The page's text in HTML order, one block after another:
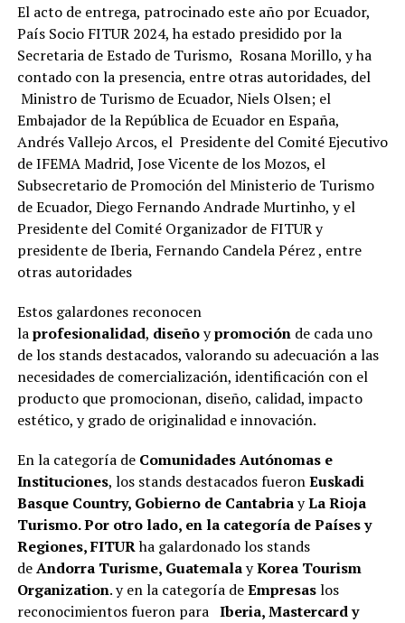
El acto de entrega, patrocinado este año por Ecuador,
País Socio FITUR 2024, ha estado presidido por la
Secretaria de Estado de Turismo, Rosana Morillo, y ha
contado con la presencia, entre otras autoridades, del
Ministro de Turismo de Ecuador, Niels Olsen; el
Embajador de la República de Ecuador en España,
Andrés Vallejo Arcos, el Presidente del Comité Ejecutivo
de IFEMA Madrid, Jose Vicente de los Mozos, el
Subsecretario de Promoción del Ministerio de Turismo
de Ecuador, Diego Fernando Andrade Murtinho, y el
Presidente del Comité Organizador de FITUR y
presidente de Iberia, Fernando Candela Pérez , entre
otras autoridades
Estos galardones reconocen
laprofesionalidad, diseñoypromociónde cada uno
de los stands destacados, valorando su adecuación a las
necesidades de comercialización, identificación con el
producto que promocionan, diseño, calidad, impacto
estético, y grado de originalidad e innovación.
En la categoría de Comunidades Autónomas e
Instituciones, los stands destacados fueronEuskadi
Basque Country, Gobierno de CantabriayLa Rioja
Turismo. Por otro lado, en la categoría de Países y
Regiones, FITURha galardonado los stands
deAndorra Turisme, GuatemalayKorea Tourism
Organization. y en la categoría deEmpresaslos
reconocimientos fueron para Iberia, Mastercard y